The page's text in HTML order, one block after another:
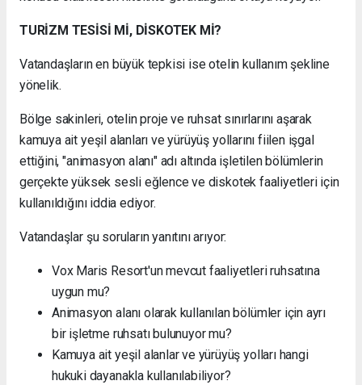
TURİZM TESİSİ Mİ, DİSKOTEK Mİ?
Vatandaşların en büyük tepkisi ise otelin kullanım şekline
yönelik.
Bölge sakinleri, otelin proje ve ruhsat sınırlarını aşarak
kamuya ait yeşil alanları ve yürüyüş yollarını fiilen işgal
ettiğini, "animasyon alanı" adı altında işletilen bölümlerin
gerçekte yüksek sesli eğlence ve diskotek faaliyetleri için
kullanıldığını iddia ediyor.
Vatandaşlar şu soruların yanıtını arıyor:
Vox Maris Resort'un mevcut faaliyetleri ruhsatına
uygun mu?
Animasyon alanı olarak kullanılan bölümler için ayrı
bir işletme ruhsatı bulunuyor mu?
Kamuya ait yeşil alanlar ve yürüyüş yolları hangi
hukuki dayanakla kullanılabiliyor?